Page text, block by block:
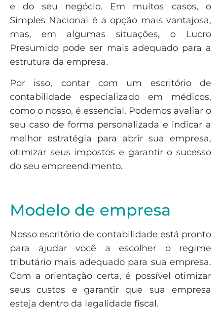
e do seu negócio. Em muitos casos, o
Simples Nacional é a opção mais vantajosa,
mas, em algumas situações, o Lucro
Presumido pode ser mais adequado para a
estrutura da empresa.
Por isso, contar com um escritório de
contabilidade especializado em médicos,
como o nosso, é essencial. Podemos avaliar o
seu caso de forma personalizada e indicar a
melhor estratégia para abrir sua empresa,
otimizar seus impostos e garantir o sucesso
do seu empreendimento.
Modelo de empresa
Nosso escritório de contabilidade está pronto
para ajudar você a escolher o regime
tributário mais adequado para sua empresa.
Com a orientação certa, é possível otimizar
seus custos e garantir que sua empresa
esteja dentro da legalidade fiscal.